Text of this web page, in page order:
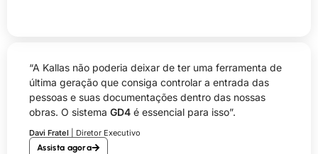
“A Kallas não poderia deixar de ter uma ferramenta de
última geração que consiga controlar a entrada das
pessoas e suas documentações dentro das nossas
obras. O sistema GD4 é essencial para isso”.
Davi Fratel | Diretor Executivo
Assista agora